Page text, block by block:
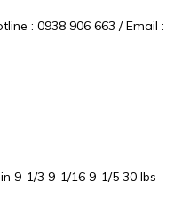
: 0938 906 663 / Email :
in 9-1/3 9-1/16 9-1/5 30 lbs